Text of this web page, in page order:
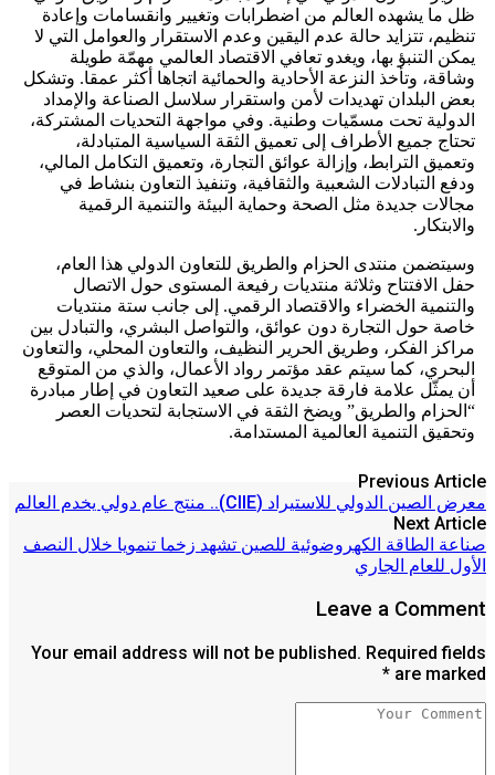
ظل ما يشهده العالم من اضطرابات وتغيير وانقسامات وإعادة
تنظيم، تتزايد حالة عدم اليقين وعدم الاستقرار والعوامل التي لا
يمكن التنبؤ بها، ويغدو تعافي الاقتصاد العالمي مهمّة طويلة
وشاقة، وتأخذ النزعة الأحادية والحمائية اتجاها أكثر عمقا. وتشكل
بعض البلدان تهديدات لأمن واستقرار سلاسل الصناعة والإمداد
الدولية تحت مسمّيات وطنية. وفي مواجهة التحديات المشتركة،
تحتاج جميع الأطراف إلى تعميق الثقة السياسية المتبادلة،
وتعميق الترابط، وإزالة عوائق التجارة، وتعميق التكامل المالي،
ودفع التبادلات الشعبية والثقافية، وتنفيذ التعاون بنشاط في
مجالات جديدة مثل الصحة وحماية البيئة والتنمية الرقمية
والابتكار.
وسيتضمن منتدى الحزام والطريق للتعاون الدولي هذا العام،
حفل الافتتاح وثلاثة منتديات رفيعة المستوى حول الاتصال
والتنمية الخضراء والاقتصاد الرقمي. إلى جانب ستة منتديات
خاصة حول التجارة دون عوائق، والتواصل البشري، والتبادل بين
مراكز الفكر، وطريق الحرير النظيف، والتعاون المحلي، والتعاون
البحري، كما سيتم عقد مؤتمر رواد الأعمال، والذي من المتوقع
أن يمثّل علامة فارقة جديدة على صعيد التعاون في إطار مبادرة
“الحزام والطريق” ويضخ الثقة في الاستجابة لتحديات العصر
وتحقيق التنمية العالمية المستدامة.
Previous Article
معرض الصين الدولي للاستيراد (CIIE).. منتج عام دولي يخدم العالم
Next Article
صناعة الطاقة الكهروضوئية للصين تشهد زخما تنمويا خلال النصف
الأول للعام الجاري
Leave a Comment
Your email address will not be published. Required fields
are marked *